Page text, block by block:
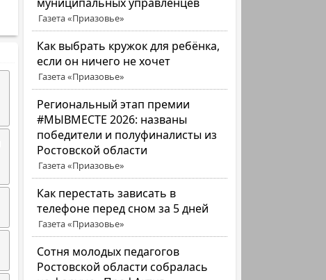
Газета «Приазовье»
Как выбрать кружок для ребёнка,
если он ничего не хочет
Газета «Приазовье»
Региональный этап премии
#МЫВМЕСТЕ 2026: названы
победители и полуфиналисты из
Ростовской области
Газета «Приазовье»
Как перестать зависать в
телефоне перед сном за 5 дней
Газета «Приазовье»
Сотня молодых педагогов
Ростовской области собралась